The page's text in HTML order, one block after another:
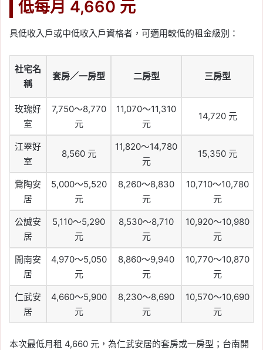
低每月 4,660 元
具低收入戶或中低收入戶資格者，可適用較低的租金級別：
社宅名
稱
套房／一房型 二房型 三房型
玫瑰好
室
7,750～8,770
元
11,070～11,310
元
14,720 元
江翠好
室
8,560 元
11,820～14,780
元
15,350 元
鶯陶安
居
5,000～5,520
元
8,260～8,830
元
10,710～10,780
元
公誠安
居
5,110～5,290
元
8,530～8,710
元
10,920～10,980
元
開南安
居
4,970～5,050
元
8,860～9,940
元
10,770～10,870
元
仁武安
居
4,660～5,900
元
8,230～8,690
元
10,570～10,690
元
本次最低月租 4,660 元，為仁武安居的套房或一房型；台南開